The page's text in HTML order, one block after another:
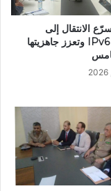
الانتقال إلى
بروتوكول IPv6 وتعزز جاهزيتها